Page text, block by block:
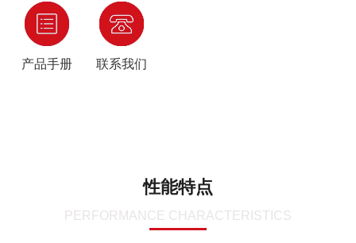
产品手册 联系我们
性能特点
PERFORMANCE CHARACTERISTICS